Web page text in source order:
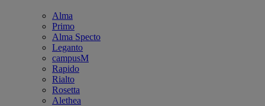
Alma
Primo
Alma Specto
Leganto
campusM
Rapido
Rialto
Rosetta
Alethea